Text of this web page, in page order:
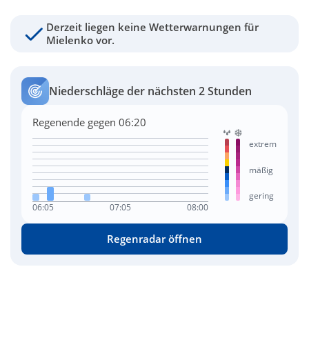
Derzeit liegen keine Wetterwarnungen für
Mielenko vor.
Niederschläge der nächsten 2 Stunden
Regenende gegen 06:20
06:05 07:05 08:00
extrem
mäßig
gering
Regenradar öffnen